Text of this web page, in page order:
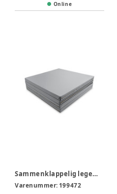
Online
Sammenklappelig legemadras m/ Dahlia betræk
Varenummer: 199472